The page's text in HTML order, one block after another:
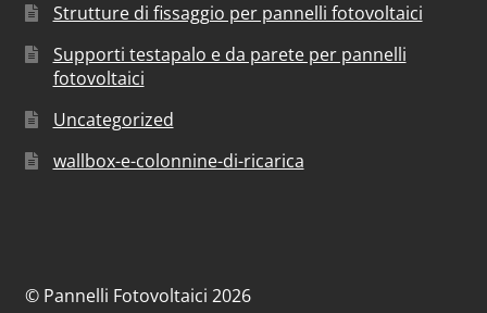
Strutture di fissaggio per pannelli fotovoltaici
Supporti testapalo e da parete per pannelli
fotovoltaici
Uncategorized
wallbox-e-colonnine-di-ricarica
© Pannelli Fotovoltaici 2026